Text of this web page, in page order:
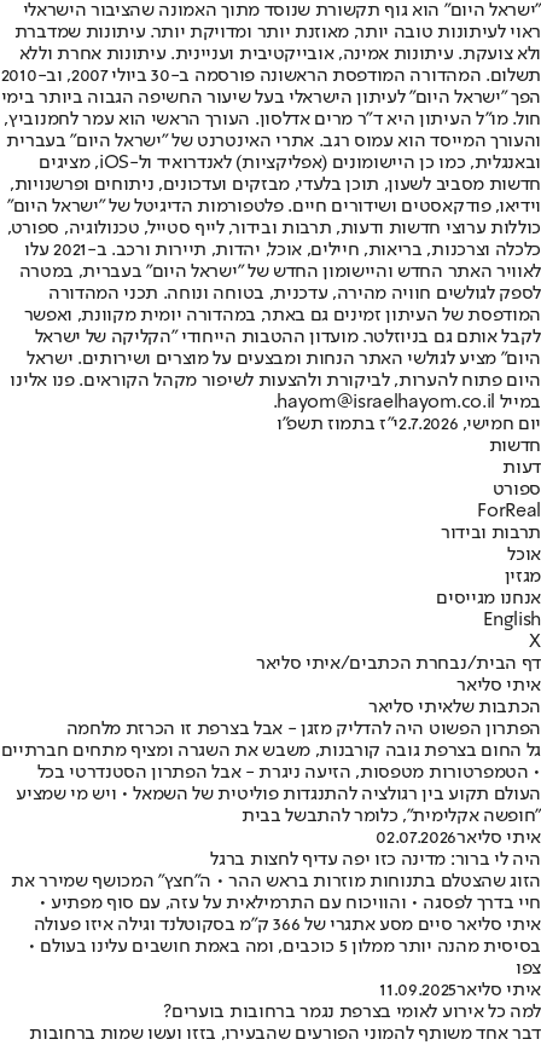
"ישראל היום" הוא גוף תקשורת שנוסד מתוך האמונה שהציבור הישראלי
ראוי לעיתונות טובה יותר, מאוזנת יותר ומדויקת יותר. עיתונות שמדברת
ולא צועקת. עיתונות אמינה, אובייקטיבית ועניינית. עיתונות אחרת וללא
תשלום. המהדורה המודפסת הראשונה פורסמה ב-30 ביולי 2007, וב-2010
הפך "ישראל היום" לעיתון הישראלי בעל שיעור החשיפה הגבוה ביותר בימי
חול. מו"ל העיתון היא ד"ר מרים אדלסון. העורך הראשי הוא עמר לחמנוביץ,
והעורך המייסד הוא עמוס רגב. אתרי האינטרנט של "ישראל היום" בעברית
ובאנגלית, כמו כן היישומונים (אפליקציות) לאנדרואיד ול-iOS, מציגים
חדשות מסביב לשעון, תוכן בלעדי, מבזקים ועדכונים, ניתוחים ופרשנויות,
וידיאו, פודקאסטים ושידורים חיים. פלטפורמות הדיגיטל של "ישראל היום"
כוללות ערוצי חדשות ודעות, תרבות ובידור, לייף סטייל, טכנולוגיה, ספורט,
כלכלה וצרכנות, בריאות, חיילים, אוכל, יהדות, תיירות ורכב. ב-2021 עלו
לאוויר האתר החדש והיישומון החדש של "ישראל היום" בעברית, במטרה
לספק לגולשים חוויה מהירה, עדכנית, בטוחה ונוחה. תכני המהדורה
המודפסת של העיתון זמינים גם באתר, במהדורה יומית מקוונת, ואפשר
לקבל אותם גם בניוזלטר. מועדון ההטבות הייחודי "הקליקה של ישראל
היום" מציע לגולשי האתר הנחות ומבצעים על מוצרים ושירותים. ישראל
היום פתוח להערות, לביקורת ולהצעות לשיפור מקהל הקוראים. פנו אלינו
במייל hayom@israelhayom.co.il.
יום חמישי, 2.7.2026
י"ז בתמוז תשפ"ו
חדשות
דעות
ספורט
ForReal
תרבות ובידור
אוכל
מגזין
אנחנו מגייסים
English
X
דף הבית/נבחרת הכתבים/איתי סליאר
איתי סליאר
הכתבות שלאיתי סליאר
הפתרון הפשוט היה להדליק מזגן - אבל בצרפת זו הכרזת מלחמה
גל החום בצרפת גובה קורבנות, משבש את השגרה ומציף מתחים חברתיים
• הטמפרטורות מטפסות, הזיעה ניגרת - אבל הפתרון הסטנדרטי בכל
העולם תקוע בין רגולציה להתנגדות פוליטית של השמאל • ויש מי שמציע
"חופשה אקלימית", כלומר להתבשל בבית
איתי סליאר02.07.2026
היה לי ברור: מדינה כזו יפה עדיף לחצות ברגל
הזוג שהצטלם בתנוחות מוזרות בראש ההר • ה"חצץ" המכושף שמירר את
חיי בדרך לפסגה • והוויכוח עם התרמילאית על עזה, עם סוף מפתיע •
איתי סליאר סיים מסע אתגרי של 366 ק"מ בסקוטלנד וגילה איזו פעולה
בסיסית מהנה יותר ממלון 5 כוכבים, ומה באמת חושבים עלינו בעולם •
צפו
איתי סליאר11.09.2025
למה כל אירוע לאומי בצרפת נגמר ברחובות בוערים?
דבר אחד משותף להמוני הפורעים שהבעירו, בזזו ועשו שמות ברחובות